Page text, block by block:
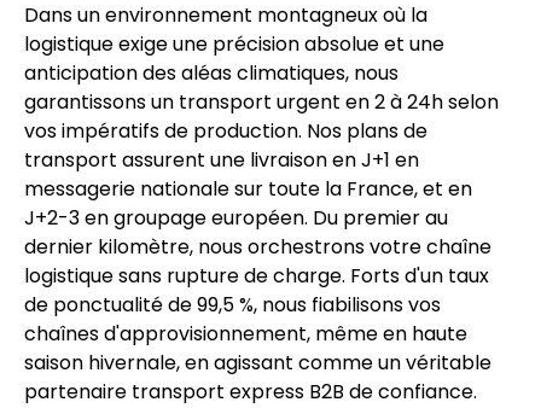
Dans un environnement montagneux où la
logistique exige une précision absolue et une
anticipation des aléas climatiques, nous
garantissons un transport urgent en 2 à 24h selon
vos impératifs de production. Nos plans de
transport assurent une livraison en J+1 en
messagerie nationale sur toute la France, et en
J+2-3 en groupage européen. Du premier au
dernier kilomètre, nous orchestrons votre chaîne
logistique sans rupture de charge. Forts d'un taux
de ponctualité de 99,5 %, nous fiabilisons vos
chaînes d'approvisionnement, même en haute
saison hivernale, en agissant comme un véritable
partenaire transport express B2B de confiance.